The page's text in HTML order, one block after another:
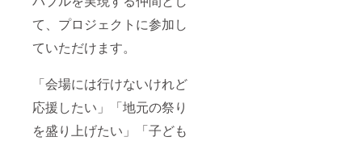
て、プロジェクトに参加し
ていただけます。
「会場には行けないけれど
応援したい」「地元の祭り
を盛り上げたい」「子ども